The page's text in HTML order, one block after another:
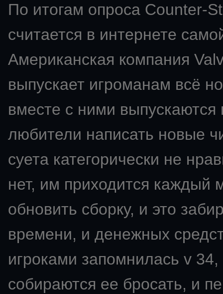
По итогам опроса Counter-
считается в интернете
Американская компания
выпускает игроманам всё
вместе с ними
любители написать новые
суета категорически не
нет, им приходится каждый
обновить сборку, и это
времени, и денежных
игроками запомнилась v
собираются ее бросать, и